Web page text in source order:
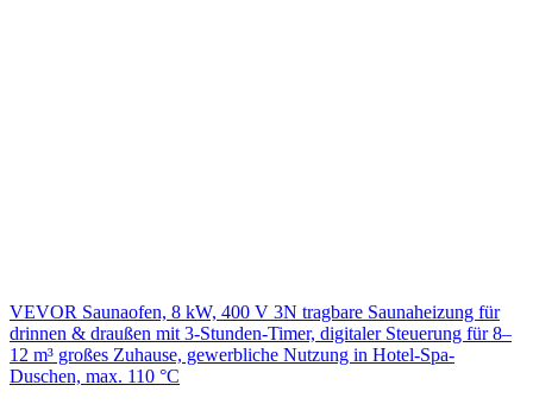
VEVOR Saunaofen, 8 kW, 400 V 3N tragbare Saunaheizung für
drinnen & draußen mit 3-Stunden-Timer, digitaler Steuerung für 8–
12 m³ großes Zuhause, gewerbliche Nutzung in Hotel-Spa-
Duschen, max. 110 °C